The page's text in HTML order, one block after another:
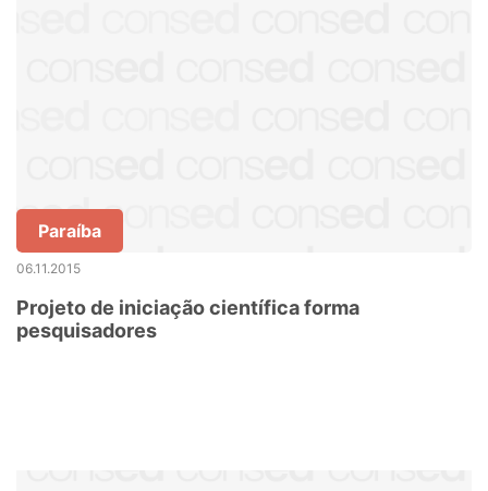
Paraíba
06.11.2015
Projeto de iniciação científica forma
pesquisadores